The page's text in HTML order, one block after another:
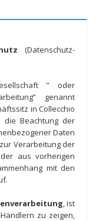
(Datenschutz-
” oder
genannt
in Collecchio
die Beachtung der
Daten
Verarbeitung der
aus vorherigen
mit den
, ist
zu zeigen,